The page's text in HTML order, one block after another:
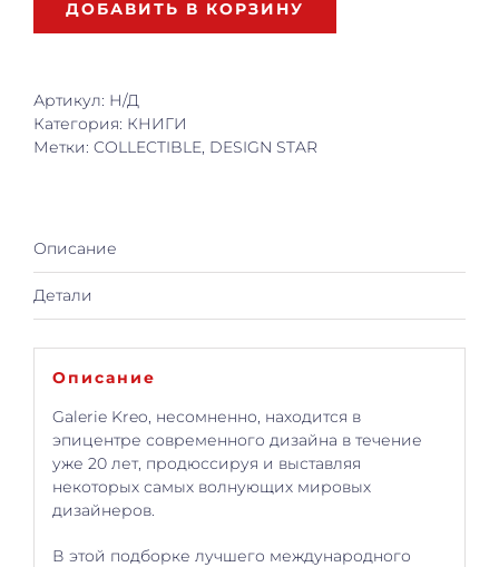
KREO
ДОБАВИТЬ В КОРЗИНУ
Артикул: Н/Д
Категория: КНИГИ
Метки: COLLECTIBLE, DESIGN STAR
Описание
Детали
Описание
Galerie Kreo, несомненно, находится в
эпицентре современного дизайна в течение
уже 20 лет, продюссируя и выставляя
некоторых самых волнующих мировых
дизайнеров.
В этой подборке лучшего международного